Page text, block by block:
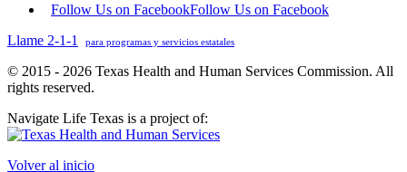
Follow Us on FacebookFollow Us on Facebook
Llame 2-1-1
para programas y servicios estatales
© 2015 - 2026 Texas Health and Human Services Commission. All
rights reserved.
Navigate Life Texas is a project of:
Volver al inicio